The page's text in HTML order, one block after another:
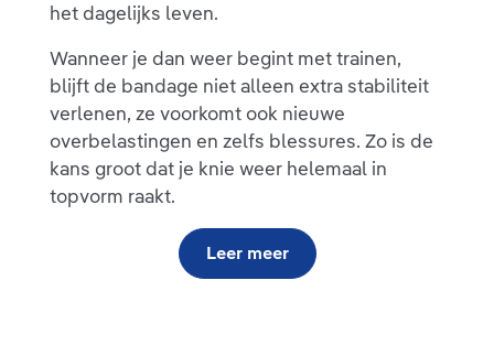
het dagelijks leven.
Wanneer je dan weer begint met trainen,
blijft de bandage niet alleen extra stabiliteit
verlenen, ze voorkomt ook nieuwe
overbelastingen en zelfs blessures. Zo is de
kans groot dat je knie weer helemaal in
topvorm raakt.
Leer meer